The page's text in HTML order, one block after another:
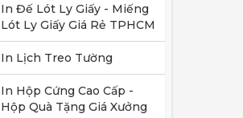
In Đế Lót Ly Giấy - Miếng
Lót Ly Giấy Giá Rẻ TPHCM
In Lịch Treo Tường
In Hộp Cứng Cao Cấp -
Hộp Quà Tặng Giá Xưởng